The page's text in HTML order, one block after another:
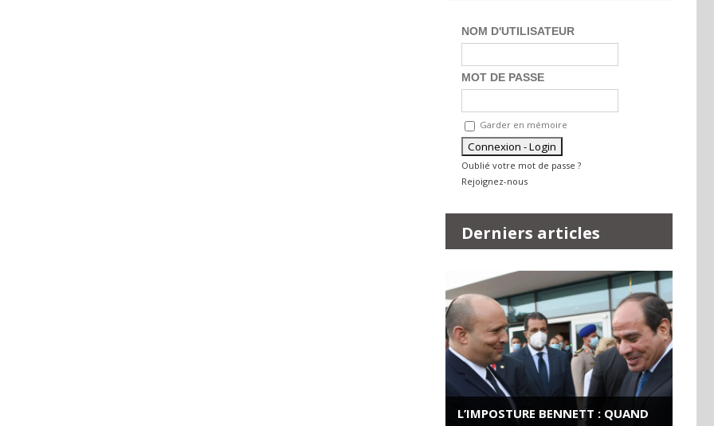
NOM D'UTILISATEUR
MOT DE PASSE
Garder en mémoire
Oublié votre mot de passe ?
Rejoignez-nous
Derniers articles
L’IMPOSTURE BENNETT : QUAND